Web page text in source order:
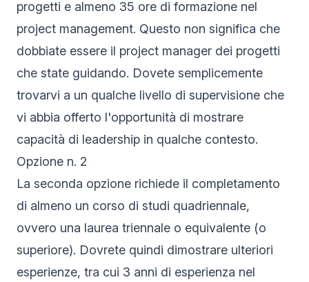
progetti e almeno 35 ore di formazione nel
project management. Questo non significa che
dobbiate essere il project manager dei progetti
che state guidando. Dovete semplicemente
trovarvi a un qualche livello di supervisione che
vi abbia offerto l'opportunità di mostrare
capacità di leadership in qualche contesto.
Opzione n. 2
La seconda opzione richiede il completamento
di almeno un corso di studi quadriennale,
ovvero una laurea triennale o equivalente (o
superiore). Dovrete quindi dimostrare ulteriori
esperienze, tra cui 3 anni di esperienza nel